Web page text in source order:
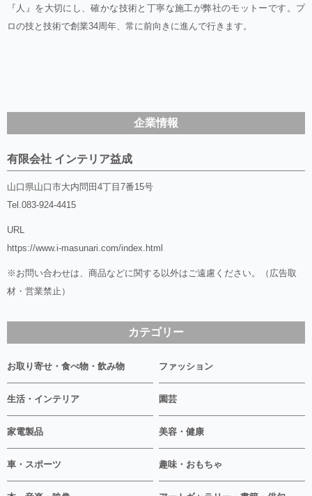
『人』を大切にし、確かな技術と丁寧な施工が弊社のモットーです。プ
ロの技と技術で創業34周年、常に前向きに進んで行きます。
企業情報
有限会社 インテリア益成
山口県山口市大内問田4丁目7番15号
Tel.083-924-4415
URL
https://www.i-masunari.com/index.html
※お問い合わせは、商品などに関する以外はご遠慮ください。（広告取
材・営業禁止）
カテゴリー
お取り寄せ・食べ物・飲み物 ファッション
生活・インテリア 園芸
家電製品 美容・健康
車・スポーツ 趣味・おもちゃ